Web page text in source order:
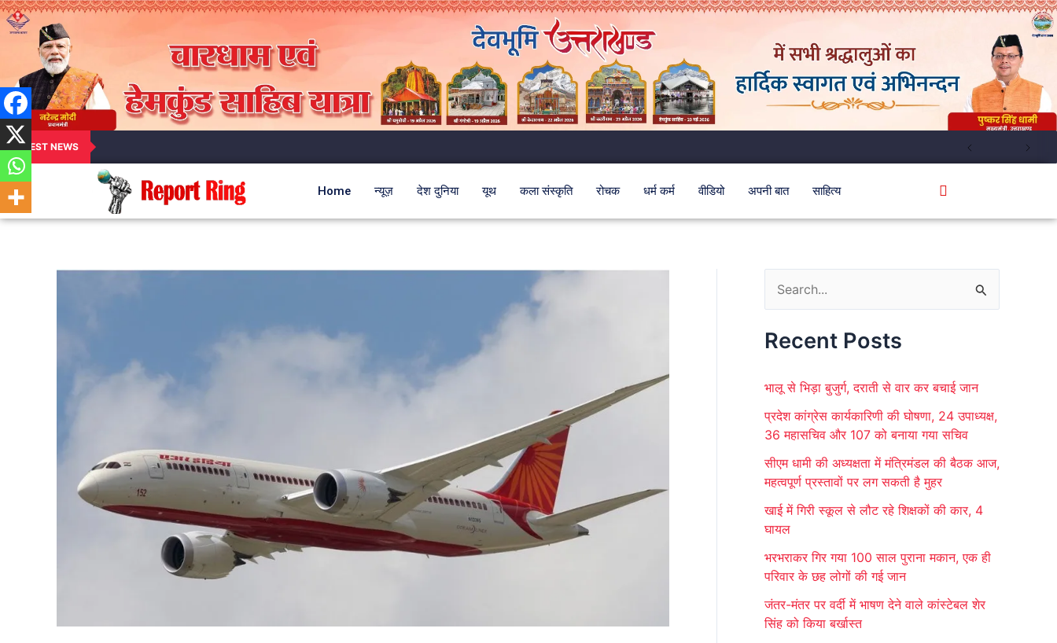
LATEST NEWS
Home न्यूज़ देश दुनिया यूथ कला संस्कृति रोचक धर्म कर्म वीडियो अपनी बात साहित्य
a
c
h
f
o
Recent Posts
भालू से भिड़ा बुजुर्ग, दराती से वार कर बचाई जान
प्रदेश कांग्रेस कार्यकारिणी की घोषणा, 24 उपाध्यक्ष,
36 महासचिव और 107 को बनाया गया सचिव
सीएम धामी की अध्यक्षता में मंत्रिमंडल की बैठक आज,
महत्वपूर्ण प्रस्तावों पर लग सकती है मुहर
खाई में गिरी स्कूल से लौट रहे शिक्षकों की कार, 4
घायल
भरभराकर गिर गया 100 साल पुराना मकान, एक ही
परिवार के छह लोगों की गई जान
जंतर-मंतर पर वर्दी में भाषण देने वाले कांस्टेबल शेर
सिंह को किया बर्खास्त